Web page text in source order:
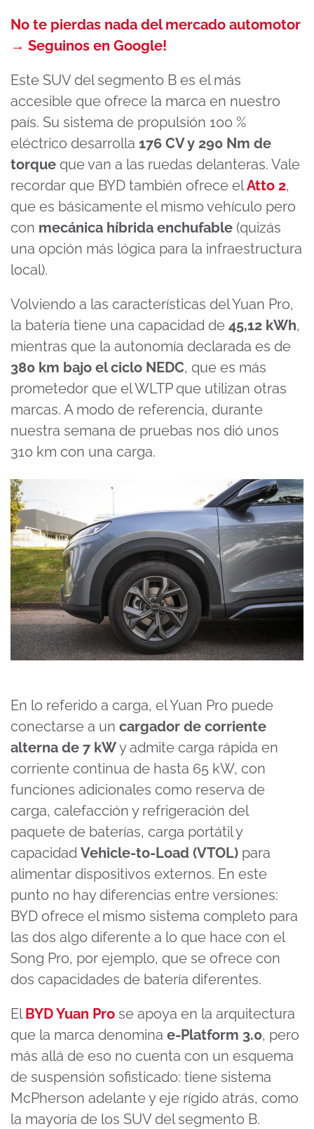
No te pierdas nada del mercado automotor
→ Seguinos en Google!
Este SUV del segmento B es el más
accesible que ofrece la marca en nuestro
país. Su sistema de propulsión 100 %
eléctrico desarrolla 176 CV y 290 Nm de
torque que van a las ruedas delanteras. Vale
recordar que BYD también ofrece elAtto 2,
que es básicamente el mismo vehículo pero
con mecánica híbrida enchufable (quizás
una opción más lógica para la infraestructura
local).
Volviendo a las características del Yuan Pro,
la batería tiene una capacidad de 45,12 kWh,
mientras que la autonomía declarada es de
380 km bajo el ciclo NEDC, que es más
prometedor que el WLTP que utilizan otras
marcas. A modo de referencia, durante
nuestra semana de pruebas nos dió unos
310 km con una carga.
En lo referido a carga, el Yuan Pro puede
conectarse a un cargador de corriente
alterna de 7 kWy admite carga rápida en
corriente continua de hasta 65 kW, con
funciones adicionales como reserva de
carga, calefacción y refrigeración del
paquete de baterías, carga portátil y
capacidad Vehicle-to-Load (VTOL) para
alimentar dispositivos externos. En este
punto no hay diferencias entre versiones:
BYD ofrece el mismo sistema completo para
las dos algo diferente a lo que hace con el
Song Pro, por ejemplo, que se ofrece con
dos capacidades de batería diferentes.
ElBYD Yuan Pro se apoya en la arquitectura
que la marca denomina e-Platform 3.0, pero
más allá de eso no cuenta con un esquema
de suspensión sofisticado: tiene sistema
McPherson adelante y eje rígido atrás, como
la mayoría de los SUV del segmento B.